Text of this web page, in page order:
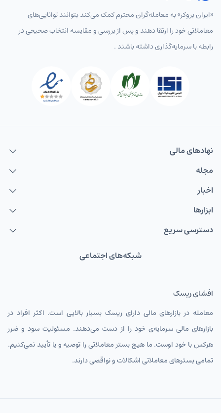
«ایران بروکر» به معامله‌گران محترم کمک می‌کند بتوانند توانایی‌های
معاملاتی خود را ارتقا دهند و پس از بررسی و مقایسه انتخاب‌ صحیحی در
رابطه با سرمایه‌گذاری داشته باشند .
نهاد‌های مالی
مجله
اخبار
ابزارها
دسترسی سریع
شبکه‌های اجتماعی
افشای ریسک
معامله در بازارهای مالی دارای ریسک بسیار بالایی است. اکثر افراد در
بازارهای مالی سرمایه‌ی خود را از دست می‌دهند. مسئولیت سود و ضرر
هرکس با خود اوست. ما هیچ بستر معاملاتی را توصیه و یا تأیید نمی‌کنیم.
تمامی بسترهای معاملاتی اشکالات و نواقصی دارند.